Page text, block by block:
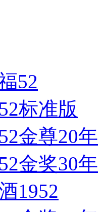
52
标准版
金尊20年
金奖30年
1952